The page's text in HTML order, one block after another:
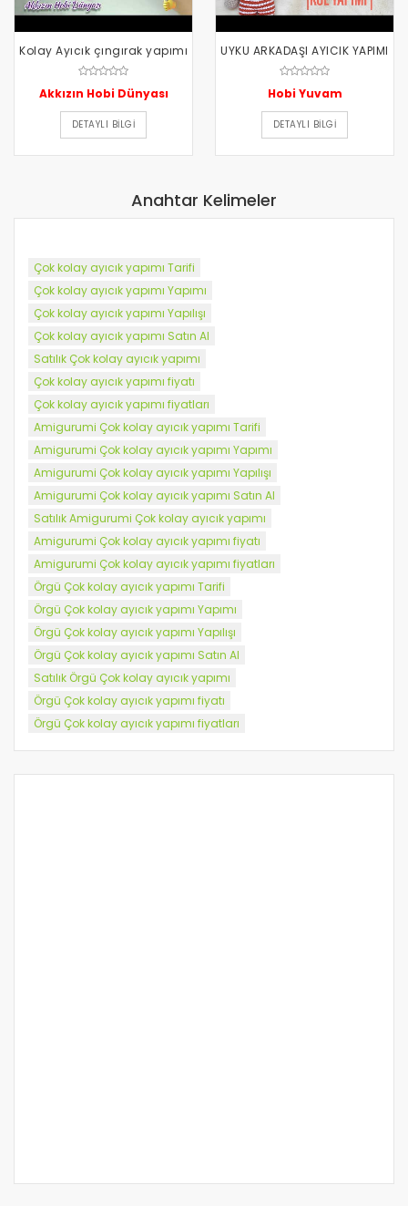
Kolay Ayıcık çıngırak yapımı
Akkızın Hobi Dünyası
DETAYLI BILGI
UYKU ARKADAŞI AYICIK YAPIMI
Hobi Yuvam
DETAYLI BILGI
Anahtar Kelimeler
Çok kolay ayıcık yapımı Tarifi
Çok kolay ayıcık yapımı Yapımı
Çok kolay ayıcık yapımı Yapılışı
Çok kolay ayıcık yapımı Satın Al
Satılık Çok kolay ayıcık yapımı
Çok kolay ayıcık yapımı fiyatı
Çok kolay ayıcık yapımı fiyatları
Amigurumi Çok kolay ayıcık yapımı Tarifi
Amigurumi Çok kolay ayıcık yapımı Yapımı
Amigurumi Çok kolay ayıcık yapımı Yapılışı
Amigurumi Çok kolay ayıcık yapımı Satın Al
Satılık Amigurumi Çok kolay ayıcık yapımı
Amigurumi Çok kolay ayıcık yapımı fiyatı
Amigurumi Çok kolay ayıcık yapımı fiyatları
Örgü Çok kolay ayıcık yapımı Tarifi
Örgü Çok kolay ayıcık yapımı Yapımı
Örgü Çok kolay ayıcık yapımı Yapılışı
Örgü Çok kolay ayıcık yapımı Satın Al
Satılık Örgü Çok kolay ayıcık yapımı
Örgü Çok kolay ayıcık yapımı fiyatı
Örgü Çok kolay ayıcık yapımı fiyatları